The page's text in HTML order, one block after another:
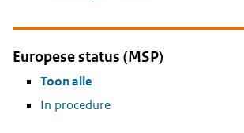
Europese status (MSP)
Toon alle
In procedure